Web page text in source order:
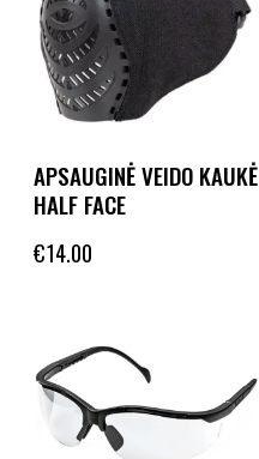
APSAUGINĖ VEIDO KAUKĖ
HALF FACE
€14.00